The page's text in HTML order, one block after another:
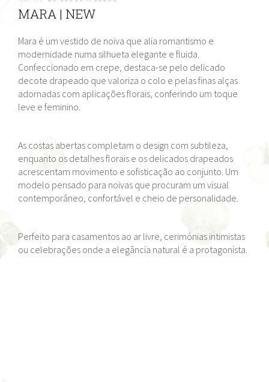
MARA | NEW
Mara é um vestido de noiva que alia romantismo e
modernidade numa silhueta elegante e fluida.
Confeccionado em crepe, destaca-se pelo delicado
decote drapeado que valoriza o colo e pelas finas alças
adornadas com aplicações florais, conferindo um toque
leve e feminino.
As costas abertas completam o design com subtileza,
enquanto os detalhes florais e os delicados drapeados
acrescentam movimento e sofisticação ao conjunto. Um
modelo pensado para noivas que procuram um visual
contemporâneo, confortável e cheio de personalidade.
Perfeito para casamentos ao ar livre, cerimónias intimistas
ou celebrações onde a elegância natural é a protagonista.